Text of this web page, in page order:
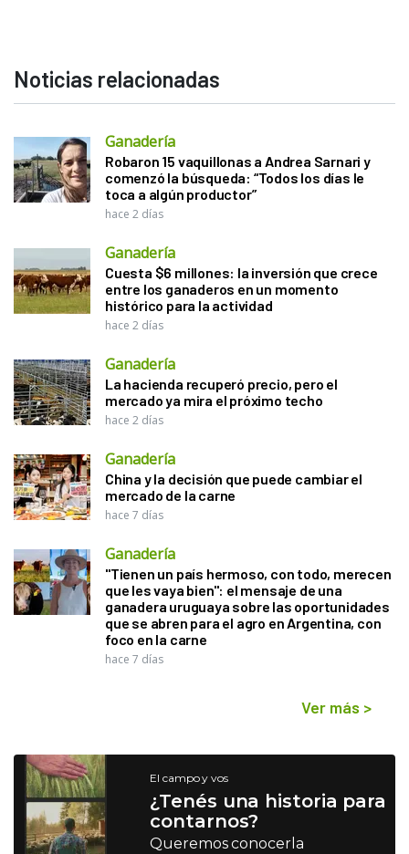
Noticias relacionadas
Ganadería
Robaron 15 vaquillonas a Andrea Sarnari y
comenzó la búsqueda: “Todos los días le
toca a algún productor”
hace 2 días
Ganadería
Cuesta $6 millones: la inversión que crece
entre los ganaderos en un momento
histórico para la actividad
hace 2 días
Ganadería
La hacienda recuperó precio, pero el
mercado ya mira el próximo techo
hace 2 días
Ganadería
China y la decisión que puede cambiar el
mercado de la carne
hace 7 días
Ganadería
"Tienen un país hermoso, con todo, merecen
que les vaya bien": el mensaje de una
ganadera uruguaya sobre las oportunidades
que se abren para el agro en Argentina, con
foco en la carne
hace 7 días
Ver más >
El campo y vos
¿Tenés una historia para
contarnos?
Queremos conocerla